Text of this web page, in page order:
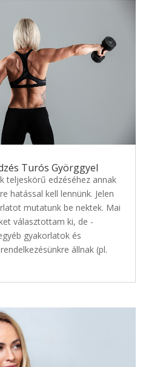
Turós Györggyel
teljeskörű edzéséhez annak
hatással kell lennünk. Jelen
mutatunk be nektek. Mai
választottam ki, de -
gyakorlatok és
állnak (pl.